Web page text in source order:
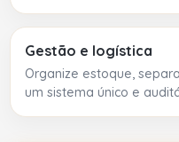
Gestão e logística
Organize estoque,
um sistema único e